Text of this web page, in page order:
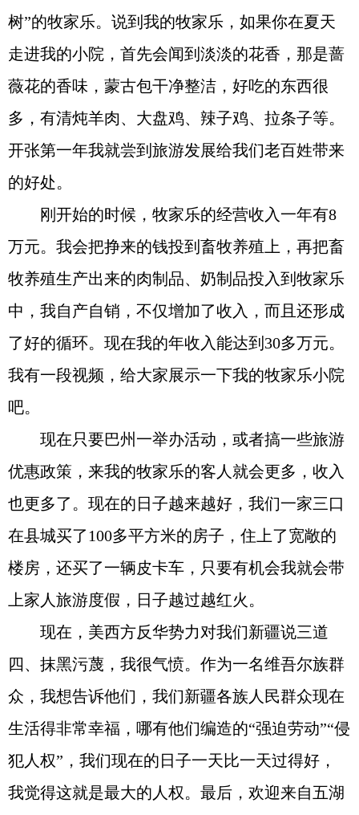
树”的牧家乐。说到我的牧家乐，如果你在夏天
走进我的小院，首先会闻到淡淡的花香，那是蔷
薇花的香味，蒙古包干净整洁，好吃的东西很
多，有清炖羊肉、大盘鸡、辣子鸡、拉条子等。
开张第一年我就尝到旅游发展给我们老百姓带来
的好处。
刚开始的时候，牧家乐的经营收入一年有8
万元。我会把挣来的钱投到畜牧养殖上，再把畜
牧养殖生产出来的肉制品、奶制品投入到牧家乐
中，我自产自销，不仅增加了收入，而且还形成
了好的循环。现在我的年收入能达到30多万元。
我有一段视频，给大家展示一下我的牧家乐小院
吧。
现在只要巴州一举办活动，或者搞一些旅游
优惠政策，来我的牧家乐的客人就会更多，收入
也更多了。现在的日子越来越好，我们一家三口
在县城买了100多平方米的房子，住上了宽敞的
楼房，还买了一辆皮卡车，只要有机会我就会带
上家人旅游度假，日子越过越红火。
现在，美西方反华势力对我们新疆说三道
四、抹黑污蔑，我很气愤。作为一名维吾尔族群
众，我想告诉他们，我们新疆各族人民群众现在
生活得非常幸福，哪有他们编造的“强迫劳动”“侵
犯人权”，我们现在的日子一天比一天过得好，
我觉得这就是最大的人权。最后，欢迎来自五湖